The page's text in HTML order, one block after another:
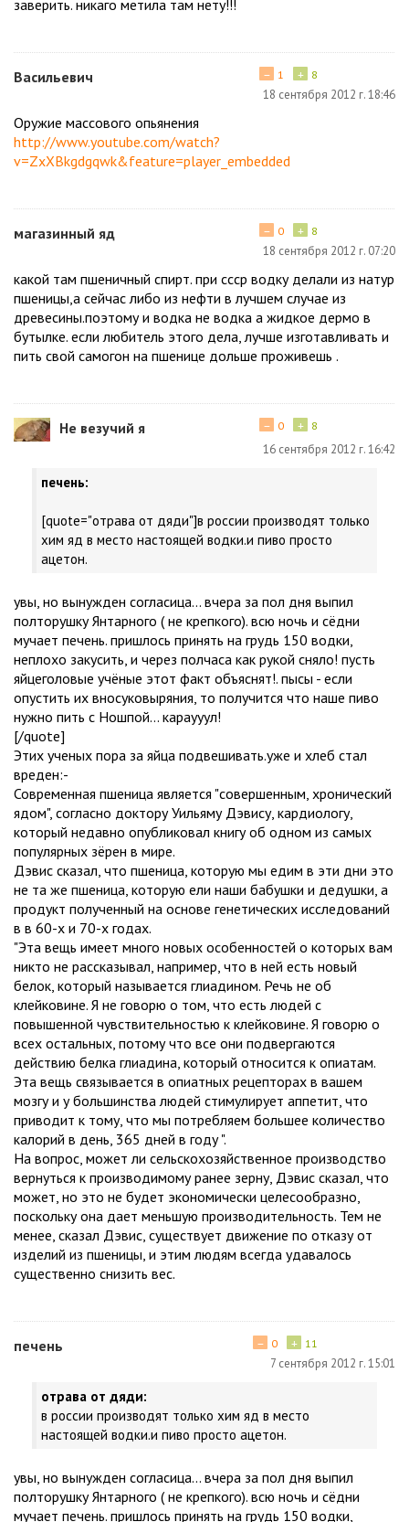
заверить. никаго метила там нету!!!
Васильевич + 8
− 1
18 сентября 2012 г. 18:46
Оружие массового опьянения
http://www.youtube.com/watch?
v=ZxXBkgdgqwk&feature=player_embedded
магазинный яд + 8
− 0
18 сентября 2012 г. 07:20
какой там пшеничный спирт. при ссср водку делали из натур
пшеницы,а сейчас либо из нефти в лучшем случае из
древесины.поэтому и водка не водка а жидкое дермо в
бутылке. если любитель этого дела, лучше изготавливать и
пить свой самогон на пшенице дольше проживешь .
Не везучий я + 8
− 0
16 сентября 2012 г. 16:42
печень:
[quote="отрава от дяди"]в россии производят только
хим яд в место настоящей водки.и пиво просто
ацетон.
увы, но вынужден согласица... вчера за пол дня выпил
полторушку Янтарного ( не крепкого). всю ночь и сёдни
мучает печень. пришлось принять на грудь 150 водки,
неплохо закусить, и через полчаса как рукой сняло! пусть
яйцеголовые учёные этот факт объяснят!. пысы - если
опустить их вносуковыряния, то получится что наше пиво
нужно пить с Ношпой... караууул!
[/quote]
Этих ученых пора за яйца подвешивать.уже и хлеб стал
вреден:-
Современная пшеница является "совершенным, хронический
ядом", согласно доктору Уильяму Дэвису, кардиологу,
который недавно опубликовал книгу об одном из самых
популярных зёрен в мире.
Дэвис сказал, что пшеница, которую мы едим в эти дни это
не та же пшеница, которую ели наши бабушки и дедушки, а
продукт полученный на основе генетических исследований
в в 60-х и 70-х годах.
"Эта вещь имеет много новых особенностей о которых вам
никто не рассказывал, например, что в ней есть новый
белок, который называется глиадином. Речь не об
клейковине. Я не говорю о том, что есть людей с
повышенной чувствительностью к клейковине. Я говорю о
всех остальных, потому что все они подвергаются
действию белка глиадина, который относится к опиатам.
Эта вещь связывается в опиатных рецепторах в вашем
мозгу и у большинства людей стимулирует аппетит, что
приводит к тому, что мы потребляем большее количество
калорий в день, 365 дней в году ".
На вопрос, может ли сельскохозяйственное производство
вернуться к производимому ранее зерну, Дэвис сказал, что
может, но это не будет экономически целесообразно,
поскольку она дает меньшую производительность. Тем не
менее, сказал Дэвис, существует движение по отказу от
изделий из пшеницы, и этим людям всегда удавалось
существенно снизить вес.
печень + 11
− 0
7 сентября 2012 г. 15:01
отрава от дяди:
в россии производят только хим яд в место
настоящей водки.и пиво просто ацетон.
увы, но вынужден согласица... вчера за пол дня выпил
полторушку Янтарного ( не крепкого). всю ночь и сёдни
мучает печень. пришлось принять на грудь 150 водки,